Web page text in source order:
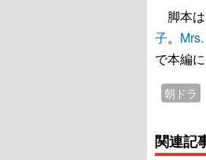
脚本は
子。
で本編
朝ドラ
関連記